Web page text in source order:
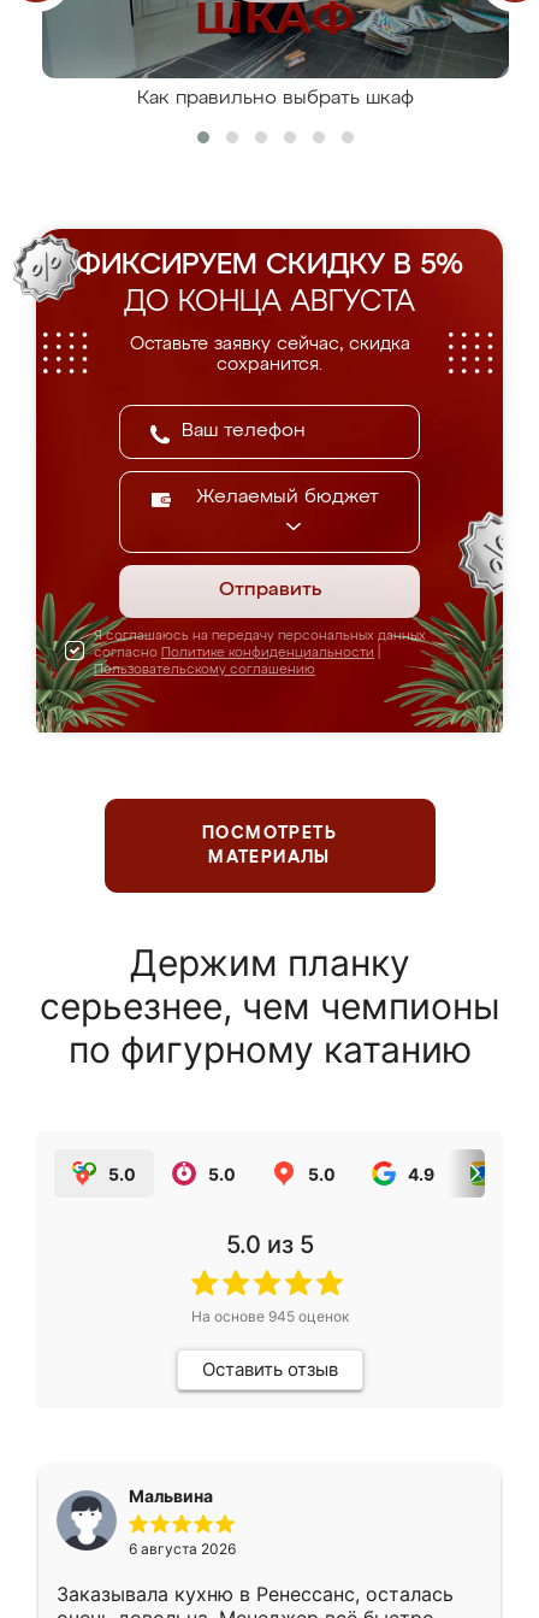
Как правильно выбрать шкаф
ФИКСИРУЕМ СКИДКУ В 5%
ДО КОНЦА АВГУСТА
Оставьте заявку сейчас, скидка
сохранится.
Желаемый бюджет
Отправить
Я соглашаюсь на передачу персональных данных
согласно Политике конфиденциальности
Пользовательскому соглашению
ПОСМОТРЕТЬ
МАТЕРИАЛЫ
Держим планку
серьезнее, чем чемпионы
по фигурному катанию
5.0 5.0 5.0 4.9
5.0 из 5
На основе 945оценок
Оставить отзыв
Мальвина
6 августа 2026
Заказывала кухню в Ренессанс, осталась